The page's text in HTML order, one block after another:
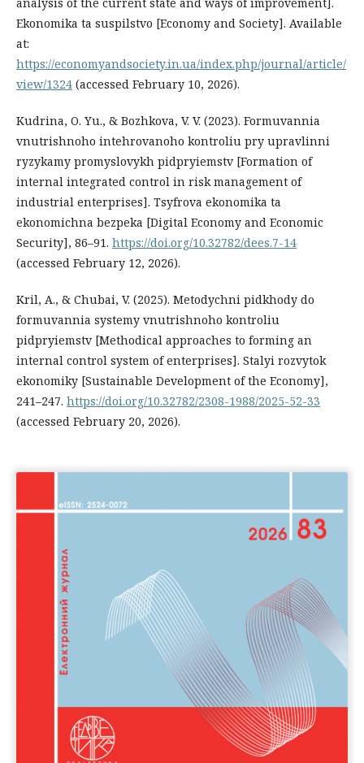
Ekonomika ta suspilstvo [Economy and Society]. Available
at:
https://economyandsociety.in.ua/index.php/journal/article/
view/1324 (accessed February 10, 2026).
Kudrina, O. Yu., & Bozhkova, V. V. (2023). Formuvannia
vnutrishnoho intehrovanoho kontroliu pry upravlinni
ryzykamy promyslovykh pidpryiemstv [Formation of
internal integrated control in risk management of
industrial enterprises]. Tsyfrova ekonomika ta
ekonomichna bezpeka [Digital Economy and Economic
Security], 86–91. https://doi.org/10.32782/dees.7-14
(accessed February 12, 2026).
Kril, A., & Chubai, V. (2025). Metodychni pidkhody do
formuvannia systemy vnutrishnoho kontroliu
pidpryiemstv [Methodical approaches to forming an
internal control system of enterprises]. Stalyi rozvytok
ekonomiky [Sustainable Development of the Economy],
241–247. https://doi.org/10.32782/2308-1988/2025-52-33
(accessed February 20, 2026).